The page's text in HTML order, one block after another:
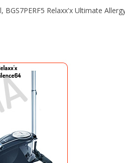
Relaxx'x Ultimate